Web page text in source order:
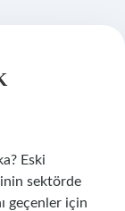
Eski
sektörde
geçenler için